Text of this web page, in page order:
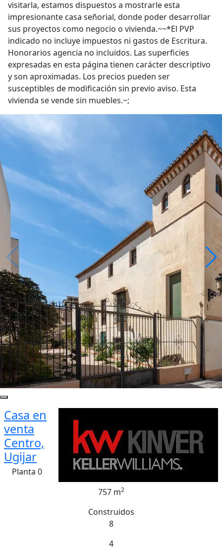
visitarla, estamos dispuestos a mostrarle esta
impresionante casa señorial, donde poder desarrollar
sus proyectos como negocio o vivienda.~~*El PVP
indicado no incluye impuestos ni gastos de Escritura.
Honorarios agencia no incluidos. Las superficies
expresadas en esta página tienen carácter descriptivo
y son aproximadas. Los precios pueden ser
susceptibles de modificación sin previo aviso. Esta
vivienda se vende sin muebles.~;
Casa en
venta
Centro,
Ugijar
Planta 0
757 m2
Construidos
8
4